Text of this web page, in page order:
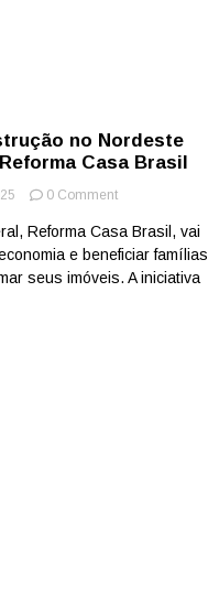
no Nordeste
Casa Brasil
0 Commenton
de
Material
de
Reforma Casa Brasil, vai
e beneficiar famílias
seus imóveis. A iniciativa